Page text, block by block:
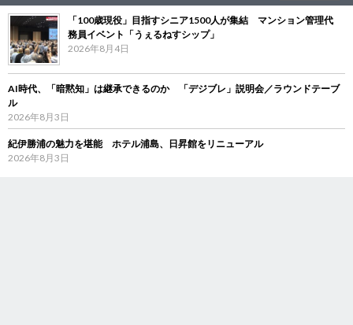
「100歳現役」目指すシニア1500人が集結 マンション管理代
務員イベント「うぇるねすシップ」
2026年8月4日
AI時代、「暗黙知」は継承できるのか 「デジブレ」説明会／ラウンドテーブ
ル
2026年8月3日
紀伊勝浦の魅力を堪能 ホテル浦島、日昇館をリニューアル
2026年8月3日